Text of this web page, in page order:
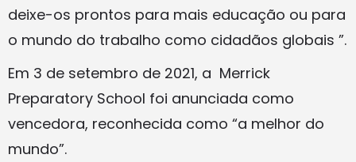
deixe-os prontos para mais educação ou para
o mundo do trabalho como cidadãos globais ”.
Em 3 de setembro de 2021, a Merrick
Preparatory School foi anunciada como
vencedora, reconhecida como “a melhor do
mundo”.